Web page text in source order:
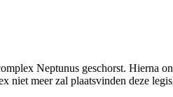
Neptunus geschorst. Hierna
niet meer zal plaatsvinden deze